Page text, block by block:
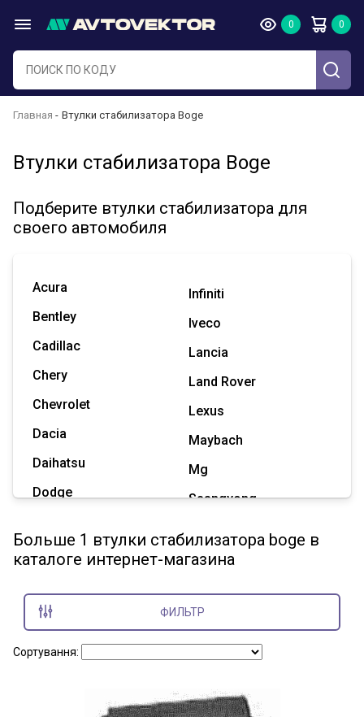
Главная Втулки стабилизатора Boge
Втулки стабилизатора Boge
Подберите втулки стабилизатора для
своего автомобиля
Acura
Bentley
Cadillac
Chery
Chevrolet
Dacia
Daihatsu
Dodge
Great Wall
Hummer
Infiniti
Iveco
Lancia
Land Rover
Lexus
Maybach
Mg
Ssangyong
Tesla
Показать все марки
Больше 1 втулки стабилизатора boge в
каталоге интернет-магазина
ФИЛЬТР
Сортування: